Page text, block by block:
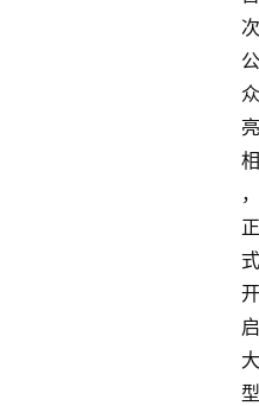
次
公
众
亮
相
，
正
式
开
启
大
型